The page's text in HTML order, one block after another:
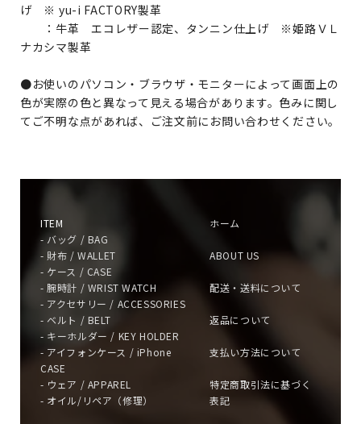
げ ※ yu-i FACTORY製革
：牛革 エコレザー認定、タンニン仕上げ ※姫路ＶＬ
ナカシマ製革
●お使いのパソコン・ブラウザ・モニターによって画面上の
色が実際の色と異なって見える場合があります。色みに関し
てご不明な点があれば、ご注文前にお問い合わせください。
ITEM
- バッグ / BAG
- 財布 / WALLET
- ケース / CASE
- 腕時計 / WRIST WATCH
- アクセサリー / ACCESSORIES
- ベルト / BELT
- キーホルダー / KEY HOLDER
- アイフォンケース / iPhone
CASE
- ウェア / APPAREL
- オイル/リペア（修理）
ホーム
ABOUT US
配送・送料について
返品について
支払い方法について
特定商取引法に基づく
表記